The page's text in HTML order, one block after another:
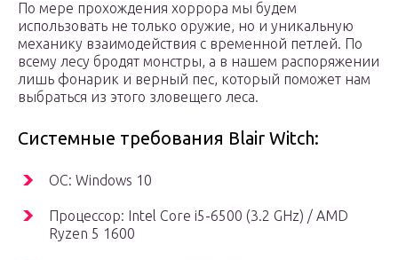
По мере прохождения хоррора мы будем
использовать не только оружие, но и уникальную
механику взаимодействия с временной петлей. По
всему лесу бродят монстры, а в нашем распоряжении
лишь фонарик и верный пес, который поможет нам
выбраться из этого зловещего леса.
Системные требования Blair Witch:
ОС: Windows 10
Процессор: Intel Core i5-6500 (3.2 GHz) / AMD
Ryzen 5 1600